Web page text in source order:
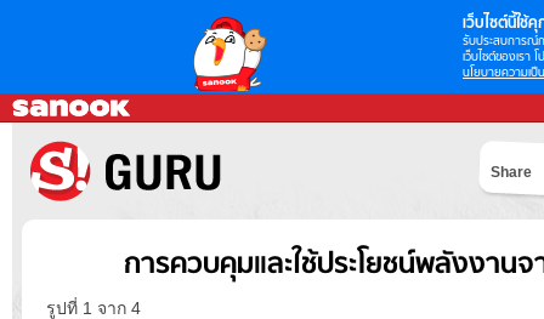
เว็บไซต์นี้ใช้คุ
รับประสบการณ์
เว็บไซต์ของเรา
นโยบายความเป็
Share
การควบคุมและใช้ประโยชน์พลังงาน
รูปที่ 1 จาก 4